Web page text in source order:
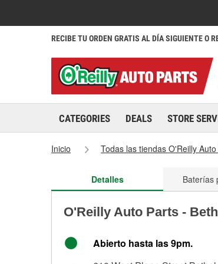
RECIBE TU ORDEN GRATIS AL DÍA SIGUIENTE O
CATEGORIES DEALS STORE
Inicio Todas las tiendas O'Reilly
Detalles Baterías
O'Reilly Auto Parts -
Abierto hasta las 9pm.